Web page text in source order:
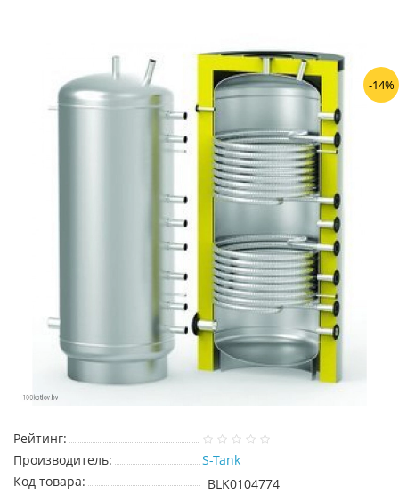
-14%
Рейтинг:
Производитель:
S-Tank
Код товара:
BLK0104774